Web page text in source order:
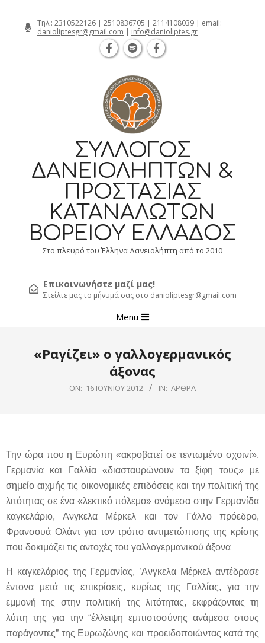
Τηλ.: 2310522126 | 2510836705 | 2114108039 | email:
danioliptesgr@gmail.com | info@danioliptes.gr
ΣΎΛΛΟΓΟΣ
ΔΑΝΕΙΟΛΗΠΤΏΝ &
ΠΡΟΣΤΑΣΊΑΣ
ΚΑΤΑΝΑΛΩΤΏΝ
ΒΟΡΕΊΟΥ ΕΛΛΆΔΟΣ
Στο πλευρό του Έλληνα Δανειολήπτη από το 2010
Επικοινωνήστε μαζί μας!
Στείλτε μας το μήνυμά σας στο danioliptesgr@gmail.com
Navigation
Menu
«Ραγίζει» ο γαλλογερμανικός
άξονας
ON: 16 ΙΟΥΝΊΟΥ 2012 IN: ΆΡΘΡΑ
Την ώρα που η Ευρώπη «ακροβατεί σε τεντωμένο σχοινί»,
Γερμανία και Γαλλία «διασταυρώνουν τα ξίφη τους» με
σημείο αιχμής τις οικονομικές επιδόσεις και την πολιτική της
λιτότητας σε ένα «λεκτικό πόλεμο» ανάμεσα στην Γερμανίδα
καγκελάριο, Ανγκελα Μέρκελ και τον Γάλλο πρόεδρο,
Φρανσουά Ολάντ για τον τρόπο αντιμετώπισης της κρίσης
που δοκιμάζει τις αντοχές του γαλλογερμανικού άξονα
Η καγκελάριος της Γερμανίας, ’Ανγκελα Μέρκελ αντέδρασε
έντονα μετά τις επικρίσεις, κυρίως της Γαλλίας, για την
εμμονή της στην πολιτική της λιτότητας, εκφράζοντας τη
λύπη της για την “έλλειψη εμπιστοσύνης ανάμεσα στους
παράγοντες” της Ευρωζώνης και προειδοποιώντας κατά της